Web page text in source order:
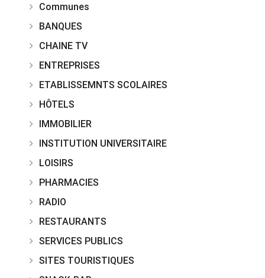
Communes
BANQUES
CHAINE TV
ENTREPRISES
ETABLISSEMNTS SCOLAIRES
HÔTELS
IMMOBILIER
INSTITUTION UNIVERSITAIRE
LOISIRS
PHARMACIES
RADIO
RESTAURANTS
SERVICES PUBLICS
SITES TOURISTIQUES